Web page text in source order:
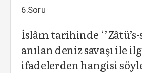
6.Soru
İslâm tarihinde ‘’Zâtü’s-
anılan deniz savaşı ile
ifadelerden hangisi